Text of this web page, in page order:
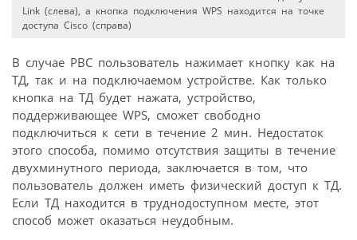
Link (слева), а кнопка подключения WPS находится на точке
доступа Cisco (справа)
В случае PBC пользователь нажимает кнопку как на
ТД, так и на подключаемом устройстве. Как только
кнопка на ТД будет нажата, устройство,
поддерживающее WPS, сможет свободно
подключиться к сети в течение 2 мин. Недостаток
этого способа, помимо отсутствия защиты в течение
двухминутного периода, заключается в том, что
пользователь должен иметь физический доступ к ТД.
Если ТД находится в труднодоступном месте, этот
способ может оказаться неудобным.